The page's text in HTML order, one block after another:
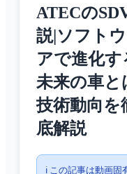
ATECの
説|ソフト
アで進化す
未来の車と
技術動向を
底解説
ℹ️ この記事は動画固